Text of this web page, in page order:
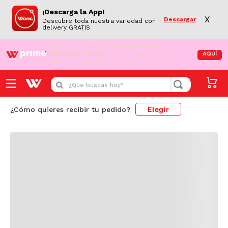
¡Descarga la App!
Descubre toda nuestra variedad con
delivery GRATIS
Descargar X
¡Aún no eres Wong Prime! Aprovecha el
DESPACHO GRATIS en tus compras de
supermercado desde S/79.90
AQUÍ
¿Que buscas hoy?
¿Cómo quieres recibir tu pedido? Elegir
Cargando comentarios...